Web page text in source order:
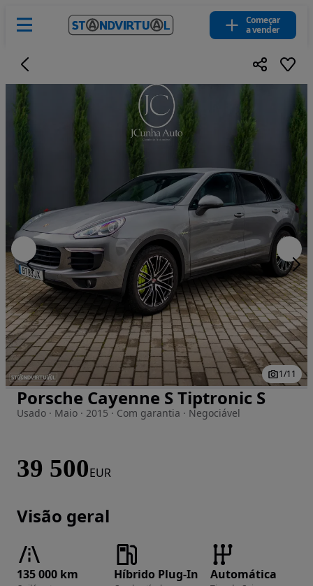
Começar
a vender
Imagem 1 de 11
1/11
Porsche Cayenne S Tiptronic S
Usado · Maio · 2015 · Com garantia · Negociável
39 500EUR
Visão geral
135 000 km Híbrido Plug-In Automática